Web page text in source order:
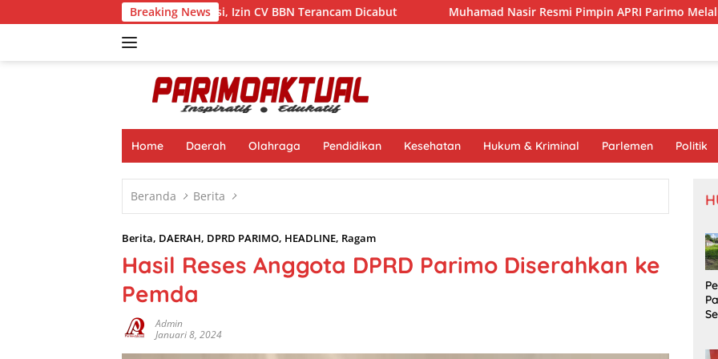
ke
Breaking News
di Tengah Sanksi, Izin CV BBN Terancam Dicabut Muhamad Nasir Resmi Pimpin APRI Parimo Melalui Muscab
Home Daerah Olahraga Pendidikan Kesehatan Hukum & Kriminal Parlemen Politik
Beranda Berita
Berita, DAERAH, DPRD PARIMO, HEADLINE, Ragam
Hasil Reses Anggota DPRD Parimo Diserahkan ke
Pemda
Admin
Januari 8, 2024